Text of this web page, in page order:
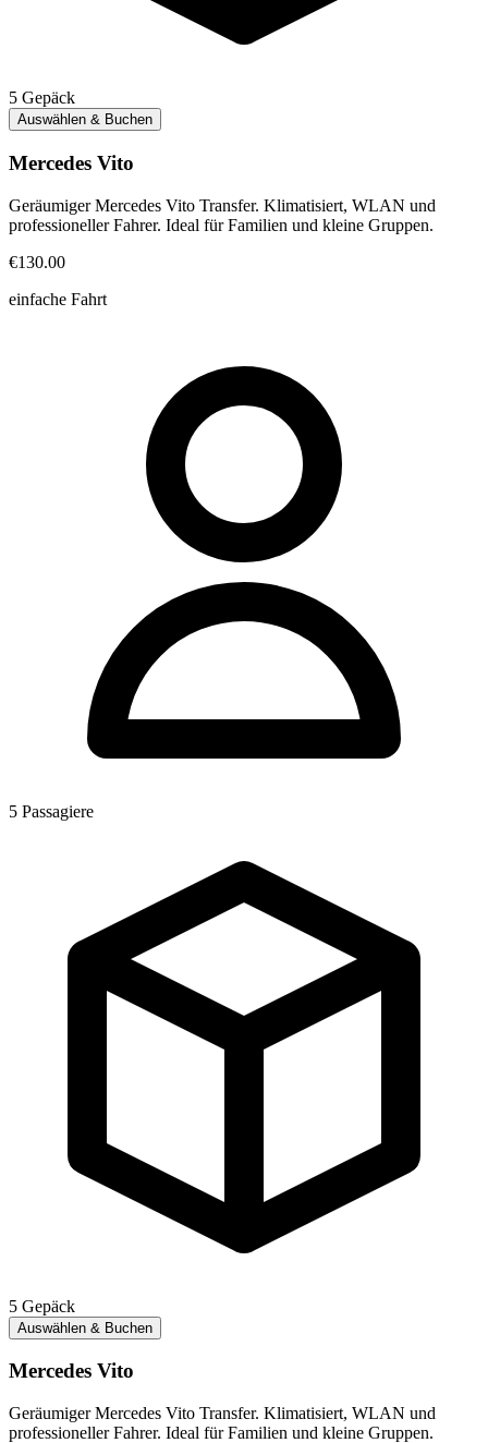
5 Gepäck
Auswählen & Buchen
Mercedes Vito
Geräumiger Mercedes Vito Transfer. Klimatisiert, WLAN und
professioneller Fahrer. Ideal für Familien und kleine Gruppen.
€130.00
einfache Fahrt
5 Passagiere
5 Gepäck
Auswählen & Buchen
Mercedes Vito
Geräumiger Mercedes Vito Transfer. Klimatisiert, WLAN und
professioneller Fahrer. Ideal für Familien und kleine Gruppen.